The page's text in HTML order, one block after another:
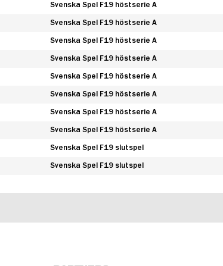
Svenska Spel F19 höstserie A
Svenska Spel F19 höstserie A
Svenska Spel F19 höstserie A
Svenska Spel F19 höstserie A
Svenska Spel F19 höstserie A
Svenska Spel F19 höstserie A
Svenska Spel F19 höstserie A
Svenska Spel F19 höstserie A
Svenska Spel F19 slutspel
Svenska Spel F19 slutspel